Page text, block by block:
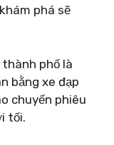
phá sẽ
phố là
bằng xe đạp
chuyến phiêu
tối.